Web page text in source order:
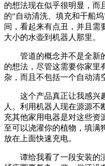
的想法现在似乎很明显，而
的“自动清洗、填充和干船
间，看起来有点丑，并且需
大小的水壶到机器人那里。
管道的概念并不是全新的
的想法，尽管这需要你家里
杂，而且不包括一个自动清
这个产品真正让我感兴
人。利用机器人现在源源不
充其他家用电器是对这些资
至可以浇灌你的植物，填满
放在上面快速充电。
谭给我看了一段安装的演